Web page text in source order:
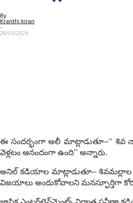
By
Kranthi kiran
-
28/03/2024
ఈ సందర్భంగా అలీ మాట్లాడుతూ–‘‘ శివ
వెళ్లటం ఆనందంగా ఉంది’’ అన్నారు.
అనిల్‌ కడియాల మాట్లాడుతూ– శివమల్లాల
విజయాలు అందుకోవాలని మనస్ఫూర్తిగా